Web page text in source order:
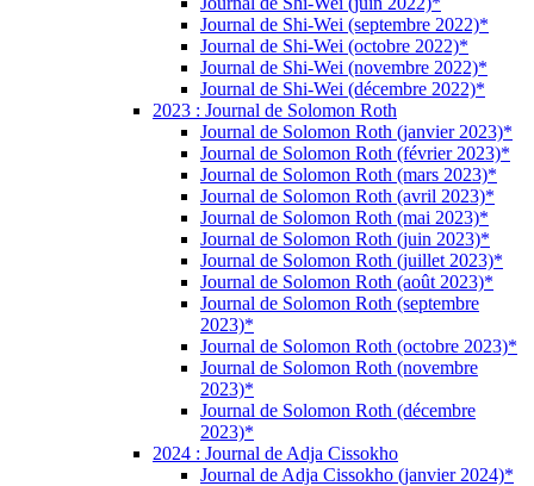
Journal de Shi-Wei (septembre 2022)*
Journal de Shi-Wei (octobre 2022)*
Journal de Shi-Wei (novembre 2022)*
Journal de Shi-Wei (décembre 2022)*
2023 : Journal de Solomon Roth
Journal de Solomon Roth (janvier 2023)*
Journal de Solomon Roth (février 2023)*
Journal de Solomon Roth (mars 2023)*
Journal de Solomon Roth (avril 2023)*
Journal de Solomon Roth (mai 2023)*
Journal de Solomon Roth (juin 2023)*
Journal de Solomon Roth (juillet 2023)*
Journal de Solomon Roth (août 2023)*
Journal de Solomon Roth (septembre
2023)*
Journal de Solomon Roth (octobre 2023)*
Journal de Solomon Roth (novembre
2023)*
Journal de Solomon Roth (décembre
2023)*
2024 : Journal de Adja Cissokho
Journal de Adja Cissokho (janvier 2024)*